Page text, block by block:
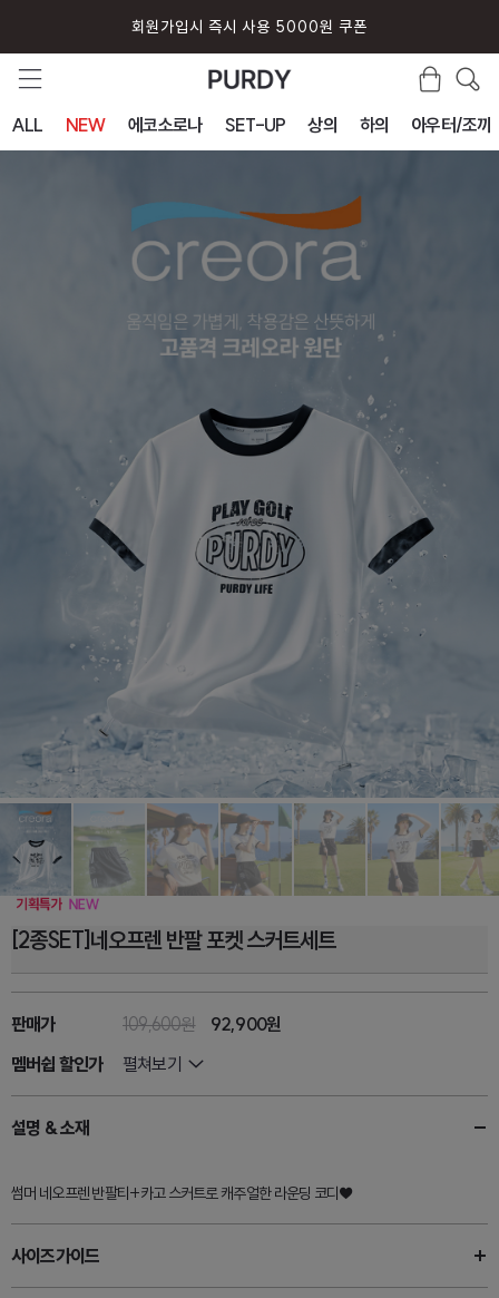
퍼디 앱 설치시 10% 할인 쿠폰
ALL NEW 에코소로나 SET-UP 상의 하의 아우터/조끼
[2종SET]네오프렌 반팔 포켓 스커트세트
판매가 109,600원
92,900원
멤버쉽 할인가
펼쳐보기
설명 & 소재
썸머 네오프렌 반팔티+카고 스커트로 캐주얼한 라운딩 코디♥
사이즈가이드